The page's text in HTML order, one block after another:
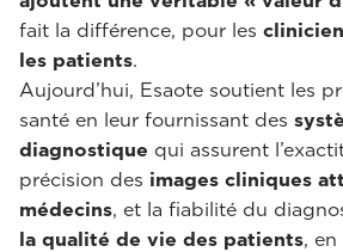
fait la différence, pour les
les patients.
Aujourd’hui, Esaote soutient les
santé en leur fournissant des
diagnostique qui assurent
précision des images cliniques
médecins, et la fiabilité du
la qualité de vie des patients, en